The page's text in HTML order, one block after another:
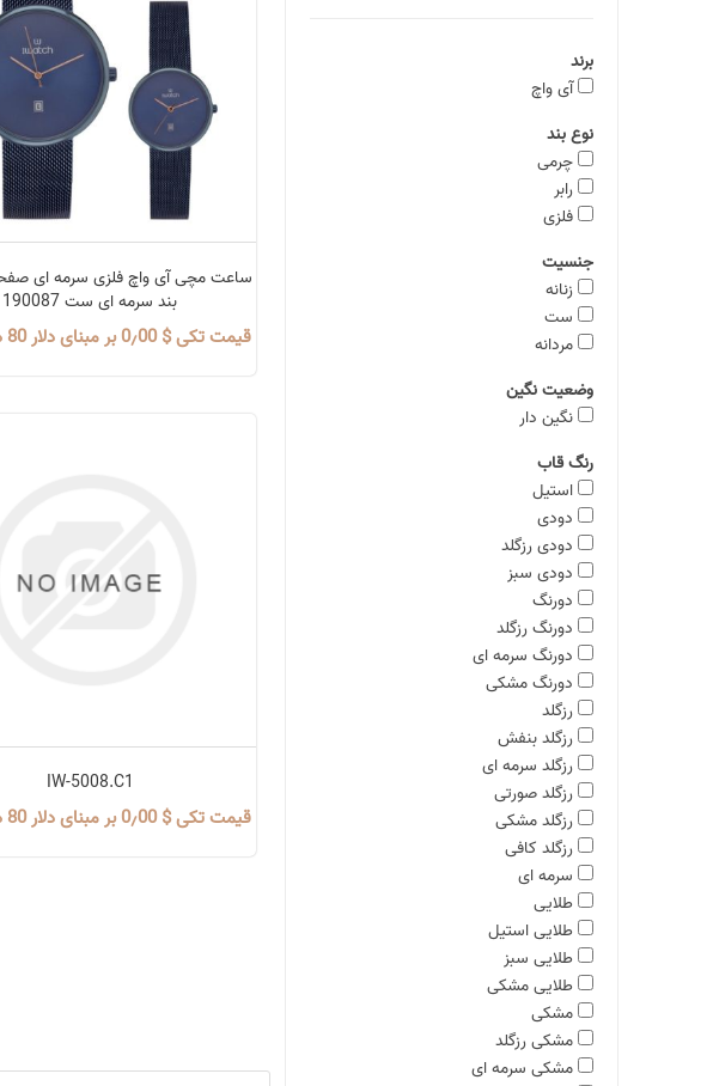
برند
آی واچ
نوع بند
چرمی
رابر
فلزی
جنسیت
زنانه
ست
مردانه
وضعیت نگین
نگین دار
رنگ قاب
استیل
دودی
دودی رزگلد
دودی سبز
دورنگ
دورنگ رزگلد
دورنگ سرمه ای
دورنگ مشکی
رزگلد
رزگلد بنفش
رزگلد سرمه ای
رزگلد صورتی
رزگلد مشکی
رزگلد کافی
سرمه ای
طلایی
طلایی استیل
طلایی سبز
طلایی مشکی
مشکی
مشکی رزگلد
مشکی سرمه ای
ساعت مچی آی واچ فلزی سرمه ای
بند سرمه ای ست 190087
قیمت تکی $ 0٫00 بر مبنای دلار 80 هزار تومان
IW-5008.C1
قیمت تکی $ 0٫00 بر مبنای دلار 80 هزار تومان